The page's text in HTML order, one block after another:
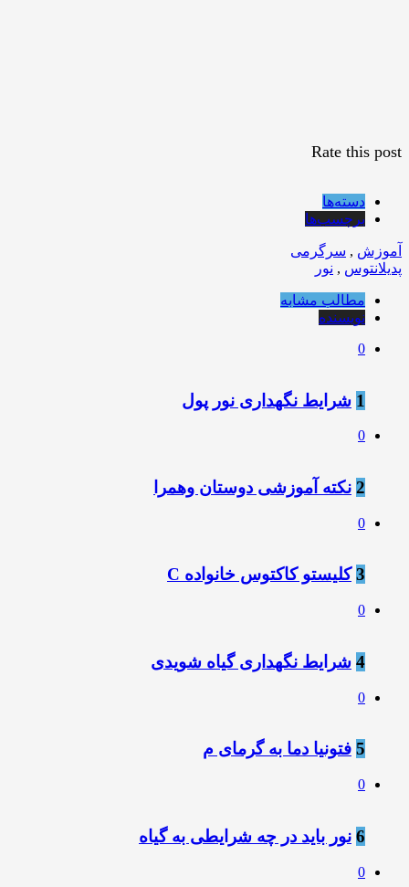
Rate this post
دسته‌ها
برچسب‌ها
آموزش , سرگرمی
پدیلانتوس , نور
مطالب مشابه
نویسنده
0
1 شرایط نگهداری نور پول
0
2 نکته آموزشی دوستان وهمرا
0
3 کلیستو کاکتوس خانواده C
0
4 شرایط نگهداری گیاه شویدی
0
5 فتونیا دما به گرمای م
0
6 نور باید در چه شرایطی به گیاه
0